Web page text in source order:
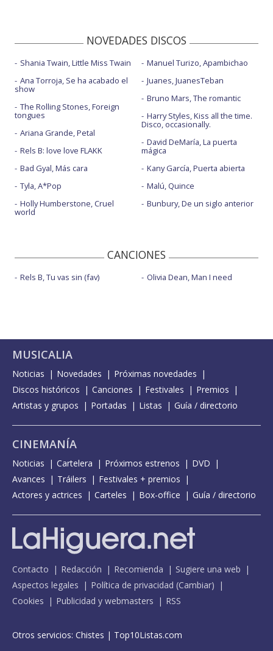
NOVEDADES DISCOS
Shania Twain, Little Miss Twain
Ana Torroja, Se ha acabado el
show
The Rolling Stones, Foreign
tongues
Ariana Grande, Petal
Rels B: love love FLAKK
Bad Gyal, Más cara
Tyla, A*Pop
Holly Humberstone, Cruel
world
Manuel Turizo, Apambichao
Juanes, JuanesTeban
Bruno Mars, The romantic
Harry Styles, Kiss all the time.
Disco, occasionally.
David DeMaría, La puerta
mágica
Kany García, Puerta abierta
Malú, Quince
Bunbury, De un siglo anterior
CANCIONES
Rels B, Tu vas sin (fav) Olivia Dean, Man I need
MUSICALIA
Noticias Novedades
Próximas novedades
Discos históricos
Canciones Festivales
Premios
Artistas y grupos
Portadas Listas Guía / directorio
CINEMANÍA
Noticias Cartelera Próximos estrenos
DVD
Avances
Tráilers
Festivales + premios
Actores y actrices
Carteles Box-office Guía / directorio
Contacto Redacción Recomienda
Sugiere una web
Aspectos legales
Política de privacidad (Cambiar)
Cookies
Publicidad y webmasters RSS
Otros servicios: Chistes | Top10Listas.com